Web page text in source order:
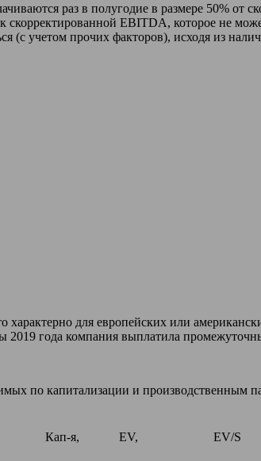
раз в полугодие в размере 50% от
скорректированной EBITDA, которое не
(с учетом прочих факторов), исходя из
характерно для европейских или
года компания выплатила
по капитализации и производственным
Кап-я, EV, EV/S